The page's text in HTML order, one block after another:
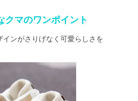
クマのワンポイント
インがさりげなく可愛らしさを